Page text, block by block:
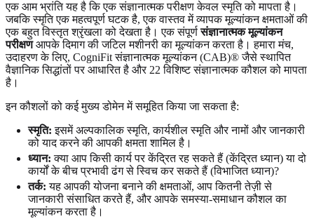
एक आम भ्रांति यह है कि एक संज्ञानात्मक परीक्षण केवल स्मृति को मापता है।
जबकि स्मृति एक महत्वपूर्ण घटक है, एक वास्तव में व्यापक मूल्यांकन क्षमताओं की
एक बहुत विस्तृत श्रृंखला को देखता है। एक संपूर्णसंज्ञानात्मक मूल्यांकन
परीक्षणआपके दिमाग की जटिल मशीनरी का मूल्यांकन करता है। हमारा मंच,
उदाहरण के लिए, CogniFit संज्ञानात्मक मूल्यांकन (CAB)® जैसे स्थापित
वैज्ञानिक सिद्धांतों पर आधारित है और 22 विशिष्ट संज्ञानात्मक कौशल को मापता
है।
इन कौशलों को कई मुख्य डोमेन में समूहित किया जा सकता है:
स्मृति: इसमें अल्पकालिक स्मृति, कार्यशील स्मृति और नामों और जानकारी
को याद करने की आपकी क्षमता शामिल है।
ध्यान: क्या आप किसी कार्य पर केंद्रित रह सकते हैं (केंद्रित ध्यान) या दो
कार्यों के बीच प्रभावी ढंग से स्विच कर सकते हैं (विभाजित ध्यान)?
तर्क: यह आपकी योजना बनाने की क्षमताओं, आप कितनी तेज़ी से
जानकारी संसाधित करते हैं, और आपके समस्या-समाधान कौशल का
मूल्यांकन करता है।